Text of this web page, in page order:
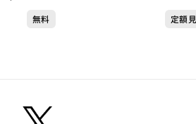
駅】
無料 定額